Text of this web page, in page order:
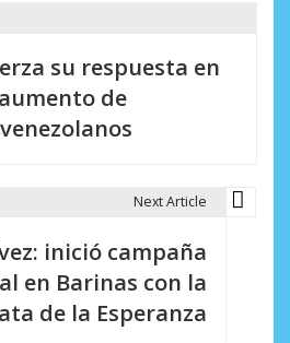
su respuesta en
de
Next Article
inició campaña
en Barinas con la
de la Esperanza